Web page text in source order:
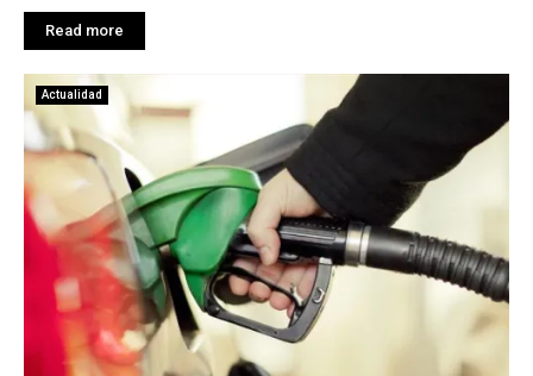
Read more
Actualidad